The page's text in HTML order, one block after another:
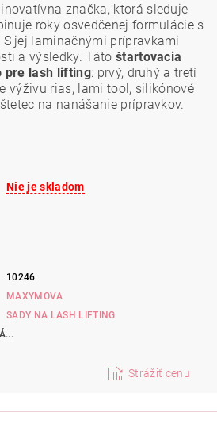
značka, ktorá sleduje
roky osvedčenej formulácie s
jej laminačnými prípravkami
a výsledky. Táto štartovacia
pre lash lifting: prvý, druhý a tretí
výživu rias, lami tool, silikónové
na nanášanie prípravkov.
Nie je skladom
10246
MAXYMOVA
SADY NA LASH LIFTING
Strážiť cenu